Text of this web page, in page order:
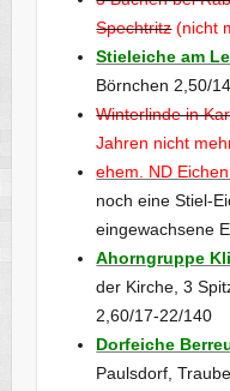
Spechtritz(nicht
Stieleiche am
Börnchen 2,50/
Winterlinde in
Jahren nicht
ehem. ND
noch eine Stiel-
eingewachsene
Ahorngruppe
der Kirche, 3
2,60/17-22/140
Dorfeiche
Paulsdorf,